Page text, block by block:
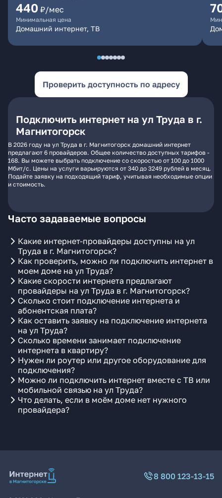
440 ₽/мес
Минимальная цена
Домашний интернет, ТВ
Проверить доступность по адресу
Подключить интернет на ул Труда в г.
Магнитогорск
В 2026 году на ул Труда в г. Магнитогорск домашний интернет
предлагают 6 провайдеров. Общее количество доступных тарифов -
168. Вы можете выбрать подключение со скоростью от 100 до 1000
Мбит/с. Цены на услуги варьируются от 340 до 3249 рублей в месяц.
Подайте заявку на подходящий тариф, учитывая необходимые опции
и стоимость.
Часто задаваемые вопросы
Какие интернет-провайдеры доступны на ул
Труда в г. Магнитогорск?
Как проверить, можно ли подключить интернет в
моем доме на ул Труда?
Какие скорости интернета предлагают
провайдеры на ул Труда в г. Магнитогорск?
Сколько стоит подключение интернета и
абонентская плата?
Как оставить заявку на подключение интернета
на ул Труда?
Сколько времени занимает подключение
интернета в квартиру?
Нужен ли роутер или другое оборудование для
подключения?
Можно ли подключить интернет вместе с ТВ или
мобильной связью на ул Труда?
Что делать, если в моём доме нет нужного
провайдера?
8 800 123-13-15